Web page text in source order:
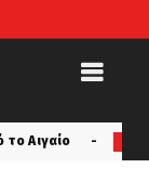
latest Αυτός